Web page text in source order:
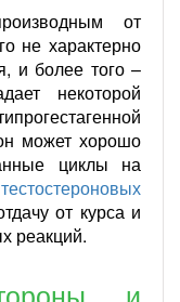
от
не характерно
и более того –
некоторой
может хорошо
циклы на
тестостероновых
от курса и
реакций.
и